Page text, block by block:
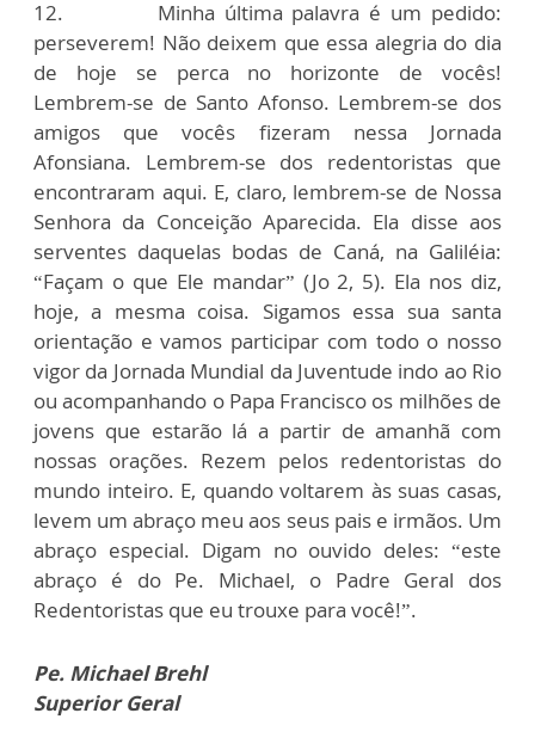
12. Minha última palavra é um pedido:
perseverem! Não deixem que essa alegria do dia
de hoje se perca no horizonte de vocês!
Lembrem-se de Santo Afonso. Lembrem-se dos
amigos que vocês fizeram nessa Jornada
Afonsiana. Lembrem-se dos redentoristas que
encontraram aqui. E, claro, lembrem-se de Nossa
Senhora da Conceição Aparecida. Ela disse aos
serventes daquelas bodas de Caná, na Galiléia:
“Façam o que Ele mandar” (Jo 2, 5). Ela nos diz,
hoje, a mesma coisa. Sigamos essa sua santa
orientação e vamos participar com todo o nosso
vigor da Jornada Mundial da Juventude indo ao Rio
ou acompanhando o Papa Francisco os milhões de
jovens que estarão lá a partir de amanhã com
nossas orações. Rezem pelos redentoristas do
mundo inteiro. E, quando voltarem às suas casas,
levem um abraço meu aos seus pais e irmãos. Um
abraço especial. Digam no ouvido deles: “este
abraço é do Pe. Michael, o Padre Geral dos
Redentoristas que eu trouxe para você!”.
Pe. Michael Brehl
Superior Geral